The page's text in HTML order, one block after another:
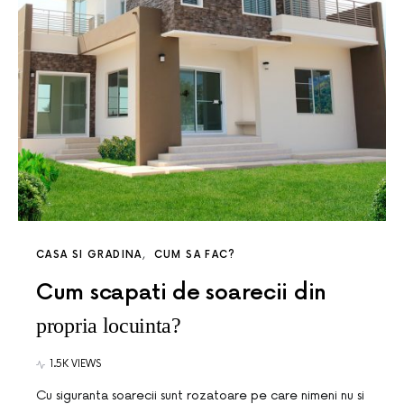
CASA SI GRADINA CUM SA FAC?
Cum scapati de soarecii din
propria locuinta?
1.5K VIEWS
Cu siguranta soarecii sunt rozatoare pe care nimeni nu si